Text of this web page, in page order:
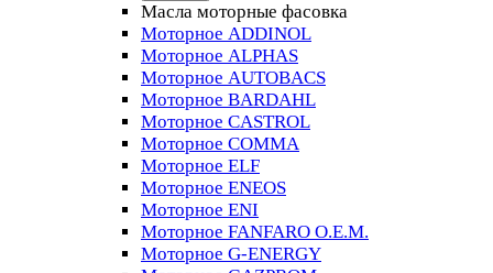
Масла моторные фасовка
Моторное ADDINOL
Моторное ALPHAS
Моторное AUTOBACS
Моторное BARDAHL
Моторное CASTROL
Моторное COMMA
Моторное ELF
Моторное ENEOS
Моторное ENI
Моторное FANFARO O.E.M.
Моторное G-ENERGY